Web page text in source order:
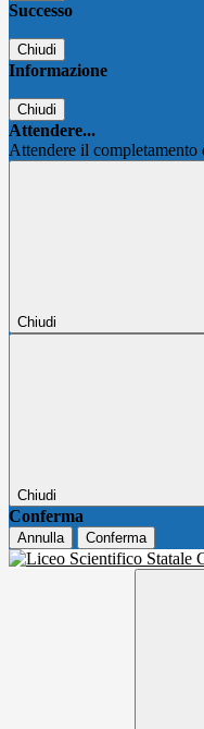
Successo
Chiudi
Informazione
Chiudi
Attendere...
Attendere il completamento
Chiudi
Chiudi
Conferma
Annulla Conferma